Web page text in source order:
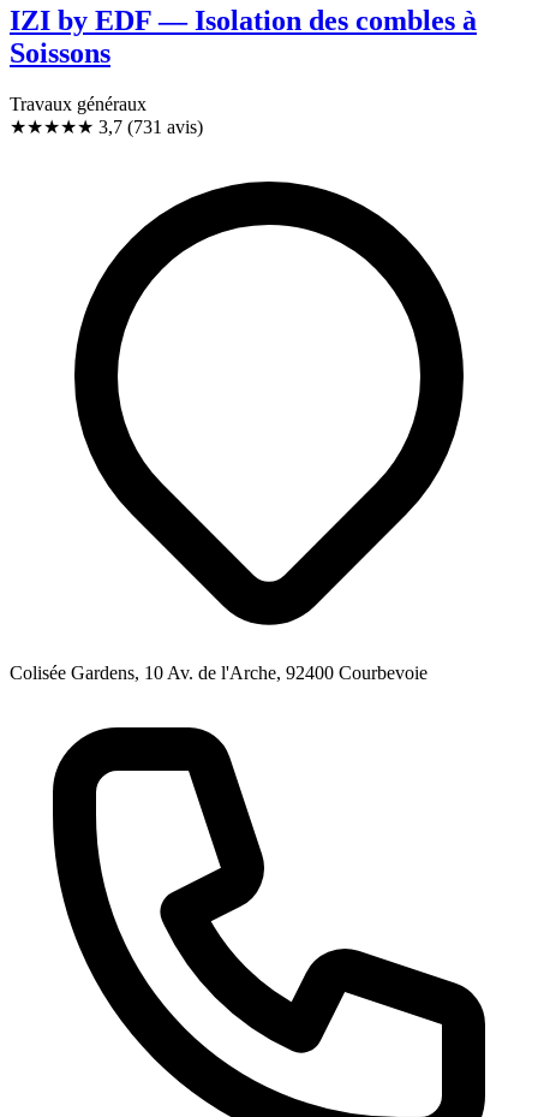
IZI by EDF — Isolation des combles à
Soissons
Travaux généraux
★★★★★ 3,7 (731 avis)
Colisée Gardens, 10 Av. de l'Arche, 92400 Courbevoie